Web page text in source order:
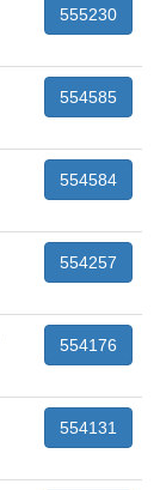
555230
554585
554584
554257
554176
554131